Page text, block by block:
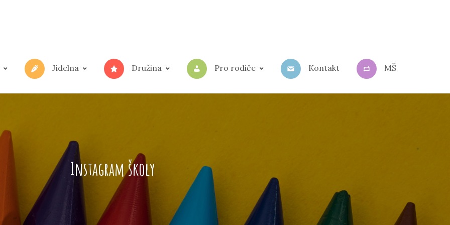
Jídelna Družina Pro rodiče Kontakt MŠ
Instagram školy